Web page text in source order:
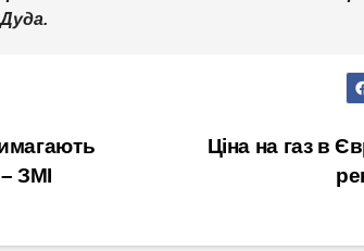
Ціна на газ в
ЗМІ